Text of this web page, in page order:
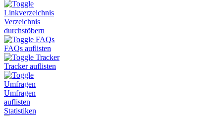
Linkverzeichnis
Verzeichnis
durchstöbern
FAQs
FAQs auflisten
Tracker
Tracker auflisten
Umfragen
Umfragen
auflisten
Statistiken